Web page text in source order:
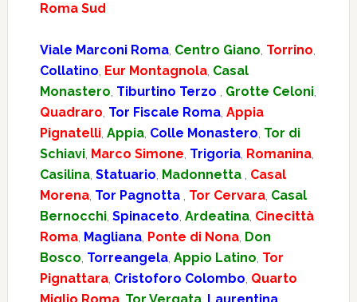
Roma Sud
Viale Marconi Roma, Centro Giano, Torrino,
Collatino, Eur Montagnola, Casal
Monastero, Tiburtino Terzo , Grotte Celoni,
Quadraro, Tor Fiscale Roma, Appia
Pignatelli, Appia, Colle Monastero, Tor di
Schiavi, Marco Simone, Trigoria, Romanina,
Casilina, Statuario, Madonnetta , Casal
Morena, Tor Pagnotta , Tor Cervara, Casal
Bernocchi, Spinaceto, Ardeatina, Cinecittà
Roma, Magliana, Ponte di Nona, Don
Bosco, Torreangela, Appio Latino, Tor
Pignattara, Cristoforo Colombo, Quarto